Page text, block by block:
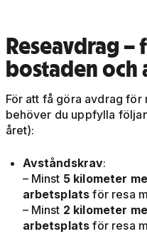
Reseavdrag
bostaden och
För att få göra avdrag
behöver du uppfylla
året):
Avståndskrav:
– Minst 5 kilometer
arbetsplats för resa
– Minst 2 kilometer
arbetsplats för resa